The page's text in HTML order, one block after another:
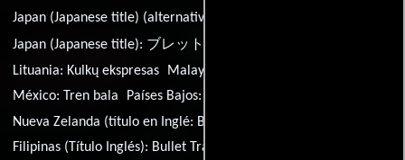
Japan (Japanese title) (alternative title):
Japan (Japanese title): ブレット・トレイン
Lituania: Kulkų ekspresas Malaysia (English title):
México: Tren bala Países Bajos:
Nueva Zelanda (título en Inglé: Bullet Train
Filipinas (Título Inglés): Bullet Train